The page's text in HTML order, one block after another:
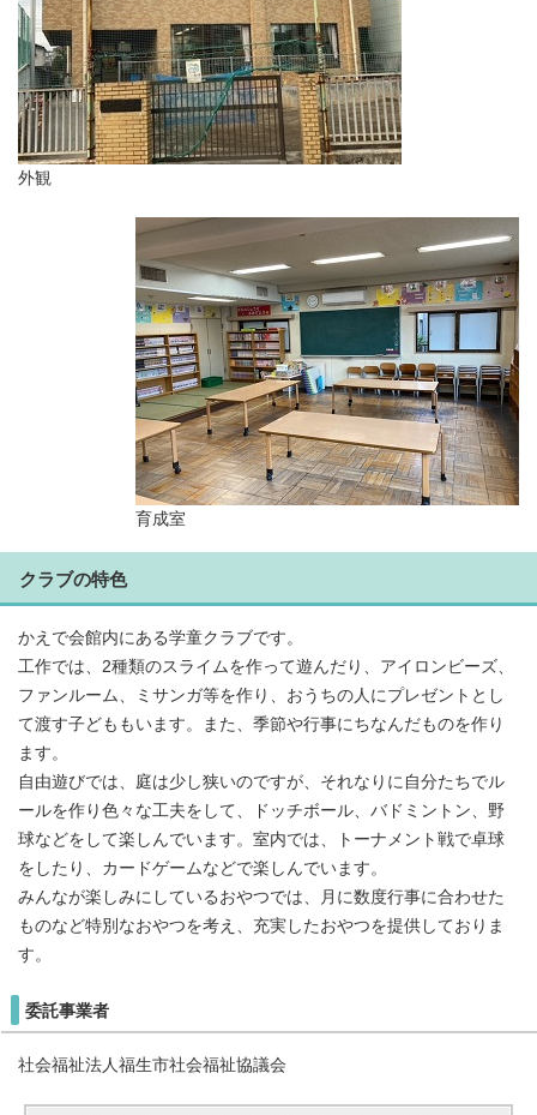
外観
育成室
クラブの特色
かえで会館内にある学童クラブです。
工作では、2種類のスライムを作って遊んだり、アイロンビーズ、
ファンルーム、ミサンガ等を作り、おうちの人にプレゼントとし
て渡す子どももいます。また、季節や行事にちなんだものを作り
ます。
自由遊びでは、庭は少し狭いのですが、それなりに自分たちでル
ールを作り色々な工夫をして、ドッチボール、バドミントン、野
球などをして楽しんでいます。室内では、トーナメント戦で卓球
をしたり、カードゲームなどで楽しんでいます。
みんなが楽しみにしているおやつでは、月に数度行事に合わせた
ものなど特別なおやつを考え、充実したおやつを提供しておりま
す。
委託事業者
社会福祉法人福生市社会福祉協議会